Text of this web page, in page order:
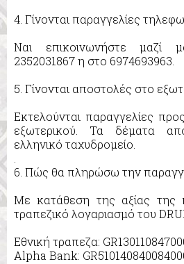
4. Γίνονται παραγγελίες
Ναι επικοινωνήστε μαζί
2352031867 η στο 6974693963.
5. Γίνονται αποστολές στο
Εκτελούνται παραγγελίες
εξωτερικού. Τα δέματα
ελληνικό ταχυδρομείο.
.
6. Πώς θα πληρώσω την
Με κατάθεση της αξίας της
τραπεζικό λογαριασμό του
Εθνική τραπεζα:
Alpha Bank: